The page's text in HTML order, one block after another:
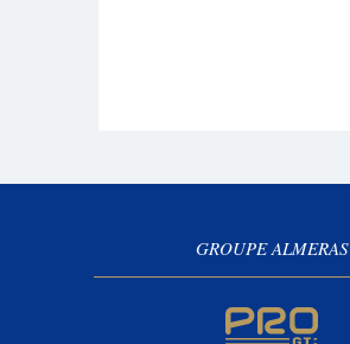
GROUPE ALMERAS